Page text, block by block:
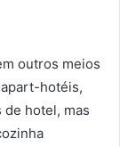
outros meios
hotéis,
hotel, mas